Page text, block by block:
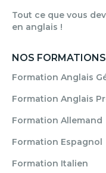
Tout ce que vous
en anglais !
NOS FORMATIONS
Formation Anglais
Formation Anglais
Formation Allemand
Formation Espagnol
Formation Italien